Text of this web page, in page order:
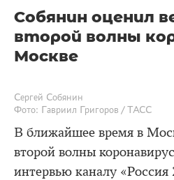
Собянин оценил
второй волны
Москве
Сергей Собянин
Фото: Гавриил Григоров / ТАСС
В ближайшее время в
второй волны
интервью каналу